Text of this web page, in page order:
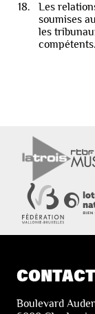
Les
soumises
les
compétents.
CONTACT
Boulevard